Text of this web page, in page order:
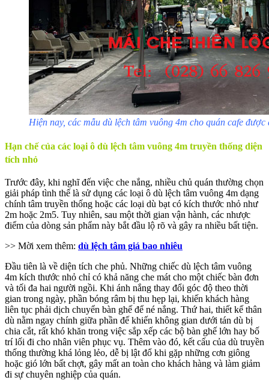
Hiện nay, các mẫu dù lệch tâm vuông 4m cho quán cafe
Hạn chế của các loại ô dù lệch tâm vuông 4m truyền thống diện
tích nhỏ
Trước đây, khi nghĩ đến việc che nắng, nhiều chủ quán thường chọn
giải pháp tình thế là sử dụng các loại ô dù lệch tâm vuông 4m dạng
chính tâm truyền thống hoặc các loại dù bạt có kích thước nhỏ như
2m hoặc 2m5. Tuy nhiên, sau một thời gian vận hành, các nhược
điểm của dòng sản phẩm này bắt đầu lộ rõ và gây ra nhiều bất tiện.
>> Mời xem thêm: dù lệch tâm giá bao nhiêu
Đầu tiên là về diện tích che phủ. Những chiếc dù lệch tâm vuông
4m kích thước nhỏ chỉ có khả năng che mát cho một chiếc bàn đơn
và tối đa hai người ngồi. Khi ánh nắng thay đổi góc độ theo thời
gian trong ngày, phần bóng râm bị thu hẹp lại, khiến khách hàng
liên tục phải dịch chuyển bàn ghế để né nắng. Thứ hai, thiết kế thân
dù nằm ngay chính giữa phần đế khiến không gian dưới tán dù bị
chia cắt, rất khó khăn trong việc sắp xếp các bộ bàn ghế lớn hay bố
trí lối đi cho nhân viên phục vụ. Thêm vào đó, kết cấu của dù truyền
thống thường khá lỏng lẻo, dễ bị lật đổ khi gặp những cơn giông
hoặc gió lớn bất chợt, gây mất an toàn cho khách hàng và làm giảm
đi sự chuyên nghiệp của quán.